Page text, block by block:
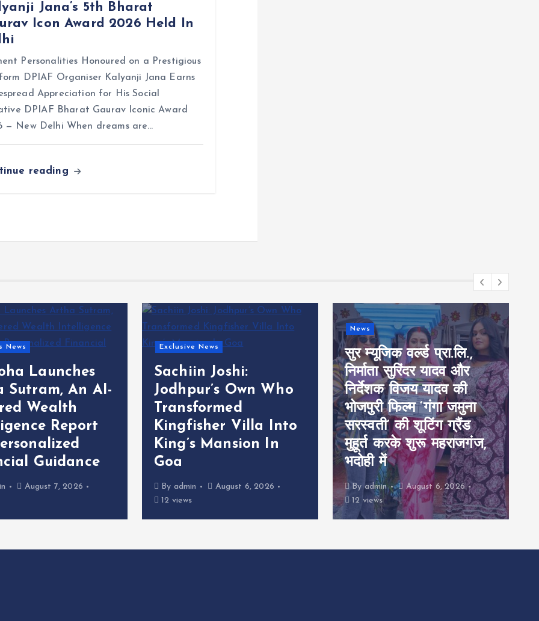
Jana’s 5th Bharat
Icon Award 2026 Held In
Personalities Honoured on a Prestigious
DPIAF Organiser Kalyanji Jana Earns
Appreciation for His Social
DPIAF Bharat Gaurav Iconic Award
— New Delhi When dreams are…
reading
News
Joshi:
Own Who
Villa Into
Mansion In
August 6, 2026
News
सुर म्यूजिक वर्ल्ड प्रा.लि.,
निर्माता सुरिंदर यादव और
निर्देशक विजय यादव की
भोजपुरी फिल्म ‘गंगा जमुना
सरस्वती’ की शूटिंग ग्रैंड
मुहूर्त करके शुरू महराजगंज,
भदोही में
By admin
August 6, 2026
12 views
Albums
‘कैलाश के निवासी’ वर्ल्डवाइड
रिकॉर्ड्स पर रिलीज, एक्ट्रेस
माही श्रीवास्तव और सिंगर
शिवानी सिंह का नया बोलबम
गीत
Byadmin
August 6, 2026
14 views